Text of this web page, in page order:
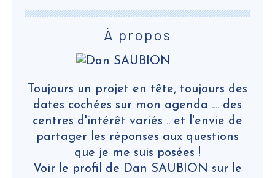
À propos
Toujours un projet en tête, toujours des
dates cochées sur mon agenda .... des
centres d'intérêt variés .. et l'envie de
partager les réponses aux questions
que je me suis posées !
Voir le profil de Dan SAUBION sur le